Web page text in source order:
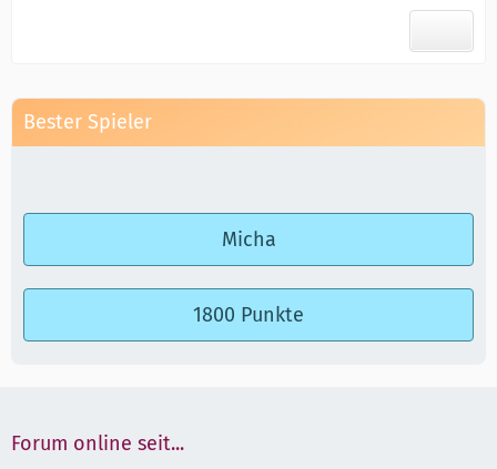
Bester Spieler
Micha
1800 Punkte
Forum online seit...